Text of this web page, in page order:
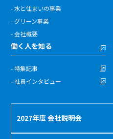
- 水と住まいの事業
- グリーン事業
- 会社概要
働く人を知る
- 特集記事
- 社員インタビュー
2027年度 会社説明会